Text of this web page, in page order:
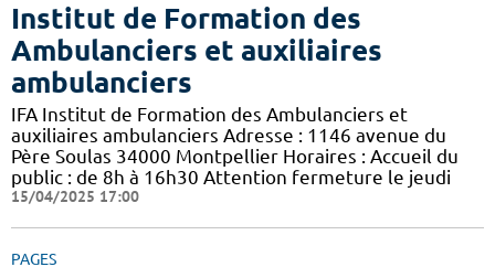
Institut de Formation des
Ambulanciers et auxiliaires
ambulanciers
IFA Institut de Formation des Ambulanciers et
auxiliaires ambulanciers Adresse : 1146 avenue du
Père Soulas 34000 Montpellier Horaires : Accueil du
public : de 8h à 16h30 Attention fermeture le jeudi
15/04/2025 17:00
PAGES